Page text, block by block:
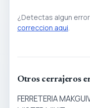
¿Detectas algun
correccion aqui.
Otros cerrajeros
FERRETERIA